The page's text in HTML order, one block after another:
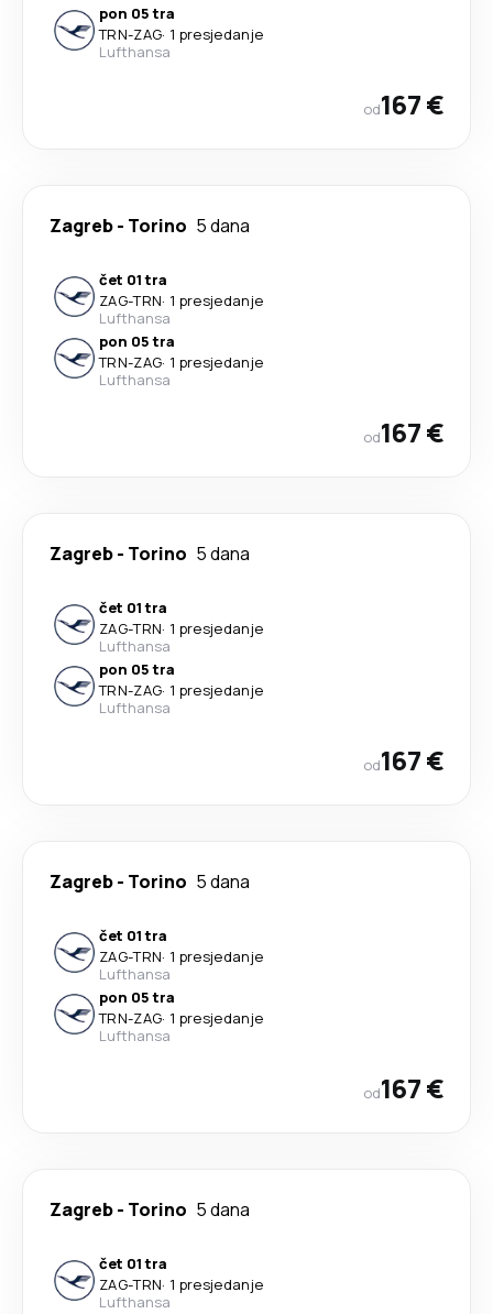
pon 05 tra
TRN-ZAG· 1 presjedanje
Lufthansa
od167 €
Zagreb- Torino 5 dana
čet 01 tra
ZAG-TRN· 1 presjedanje
Lufthansa
pon 05 tra
TRN-ZAG· 1 presjedanje
Lufthansa
od167 €
Zagreb- Torino 5 dana
čet 01 tra
ZAG-TRN· 1 presjedanje
Lufthansa
pon 05 tra
TRN-ZAG· 1 presjedanje
Lufthansa
od167 €
Zagreb- Torino 5 dana
čet 01 tra
ZAG-TRN· 1 presjedanje
Lufthansa
pon 05 tra
TRN-ZAG· 1 presjedanje
Lufthansa
od167 €
Zagreb- Torino 5 dana
čet 01 tra
ZAG-TRN· 1 presjedanje
Lufthansa